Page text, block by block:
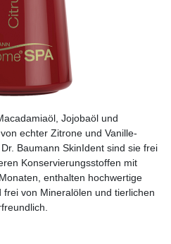
Jojobaöl und
echter Zitrone und Vanille-
Baumann SkinIdent sind sie frei
Konservierungsstoffen mit
enthalten hochwertige
von Mineralölen und tierlichen